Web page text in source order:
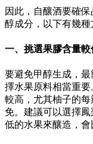
因此，自釀酒要確
醇成分，以下有幾種
一、挑選果膠含量
要避免甲醇生成，
擇水果原料相當重
較高，尤其柚子的
免。建議可以選擇
低的水果來釀造，會